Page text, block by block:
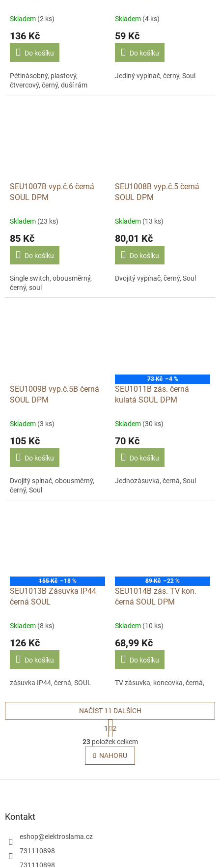
Skladem (2 ks)
136 Kč
Do košíku
Pětinásobný, plastový,
čtvercový, černý, duší rám
Skladem (4 ks)
59 Kč
Do košíku
Jediný vypínač, černý, Soul
SEU1007B vyp.č.6 černá
SOUL DPM
Skladem (23 ks)
85 Kč
Do košíku
Single switch, obousměrný,
černý, soul
SEU1008B vyp.č.5 černá
SOUL DPM
Skladem (13 ks)
80,01 Kč
Do košíku
Dvojitý vypínač, černý, Soul
SEU1009B vyp.č.5B černá
SOUL DPM
Skladem (3 ks)
105 Kč
Do košíku
Dvojitý spínač, obousměrný,
černý, Soul
73 Kč –4 %
SEU1011B zás. černá
kulatá SOUL DPM
Skladem (30 ks)
70 Kč
Do košíku
Jednozásuvka, černá, Soul
155 Kč –18 %
SEU1013B Zásuvka IP44
černá SOUL
Skladem (8 ks)
126 Kč
Do košíku
zásuvka IP44, černá, SOUL
89 Kč –22 %
SEU1014B zás. TV kon.
černá SOUL DPM
Skladem (10 ks)
68,99 Kč
Do košíku
TV zásuvka, koncovka, černá,
O
v
l
á
NAČÍST 11 DALŠÍCH
t
r
á
n
k
v
1
2
23položek celkem
NAHORU
Kontakt
eshop@elektroslama.cz
731110898
731110898